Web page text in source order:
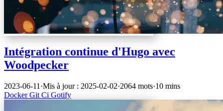
Intégration continue d'Hugo avec
Woodpecker
2023-06-11 ·Mis à jour : 2025-02-02·2064 mots·10 mins
DockerGit Ci Gotify